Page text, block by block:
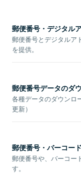
郵便番号・デジタル
郵便番号とデジタルア
を提供。
郵便番号データのダ
各種データのダウンロ
更新）
郵便番号・バーコー
郵便番号や、バーコー
す。